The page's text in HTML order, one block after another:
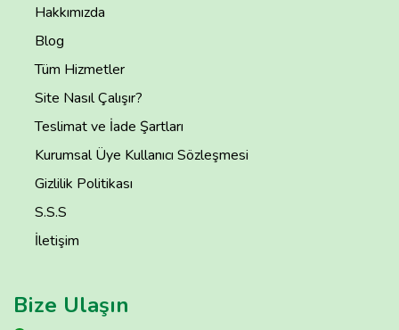
Hakkımızda
Blog
Tüm Hizmetler
Site Nasıl Çalışır?
Teslimat ve İade Şartları
Kurumsal Üye Kullanıcı Sözleşmesi
Gizlilik Politikası
S.S.S
İletişim
Bize Ulaşın